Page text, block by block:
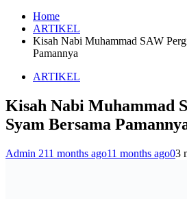
Home
ARTIKEL
Kisah Nabi Muhammad SAW
Pamannya
ARTIKEL
Kisah Nabi Muhammad
Syam Bersama
Admin 211 months ago11 months ago03